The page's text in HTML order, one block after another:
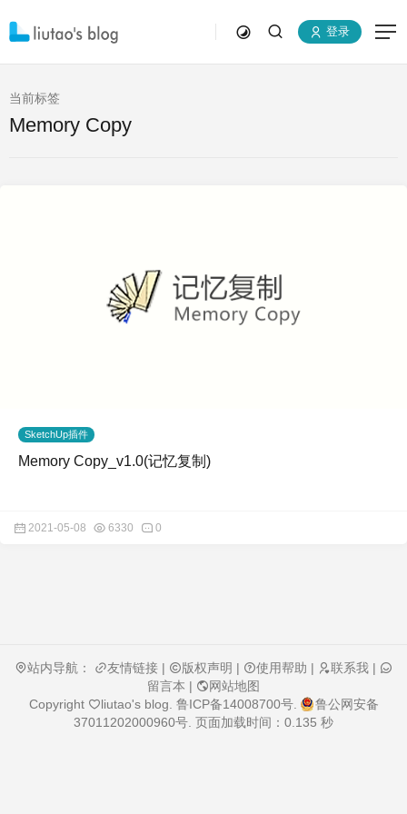
登录
当前标签
Memory Copy
SketchUp插件
Memory Copy_v1.0(记忆复制)
2021-05-08 6330 0
站内导航： 友情链接 | 版权声明 | 使用帮助 | 联系我 |
留言本 |
网站地图
Copyright
liutao's blog 鲁ICP备14008700号.
鲁公网安备
37011202000960号 . 页面加载时间：0.135 秒